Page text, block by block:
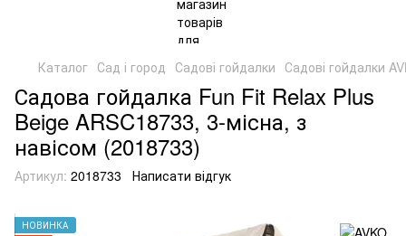
Каталог Сад і город Садові гойдалки Садові гойдалки
Садова гойдалка Fun Fit Relax Plus
Beige ARSC18733, 3-місна, з
навісом (2018733)
Артикул: 2018733 Написати відгук
НОВИНКА